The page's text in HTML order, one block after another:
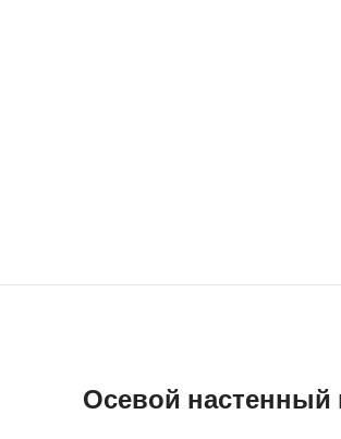
Осевой настенный